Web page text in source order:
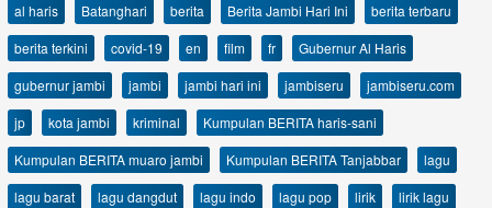
al haris Batanghari berita Berita Jambi Hari Ini
berita terbaru
berita terkini
covid-19 en film fr
Gubernur Al Haris
gubernur jambi
jambi jambi hari ini jambiseru
jambiseru.com
jp
kota jambi kriminal
Kumpulan BERITA haris-sani
Kumpulan BERITA muaro jambi
Kumpulan BERITA Tanjabbar
lagu
lagu barat
lagu dangdut lagu indo lagu pop lirik
lirik lagu